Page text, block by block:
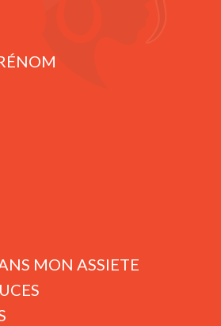
MON ASSIETE